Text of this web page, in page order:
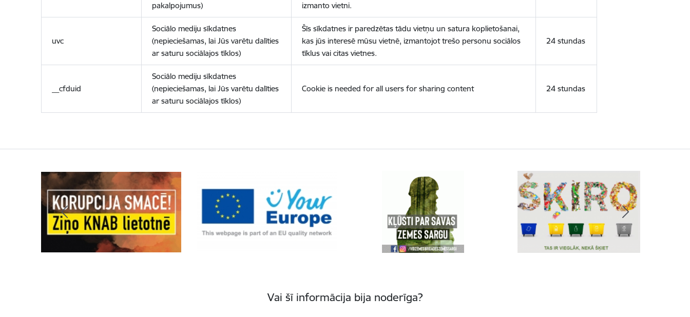
pakalpojumus)
izmanto vietni.
uvc
Sociālo mediju sīkdatnes
(nepieciešamas, lai Jūs varētu dalīties
ar saturu sociālajos tīklos)
Šīs sīkdatnes ir paredzētas tādu vietņu un satura koplietošanai,
kas jūs interesē mūsu vietnē, izmantojot trešo personu sociālos
tīklus vai citas vietnes.
24 stundas
__cfduid
Sociālo mediju sīkdatnes
(nepieciešamas, lai Jūs varētu dalīties
ar saturu sociālajos tīklos)
Cookie is needed for all users for sharing content 24 stundas
Vai šī informācija bija noderīga?